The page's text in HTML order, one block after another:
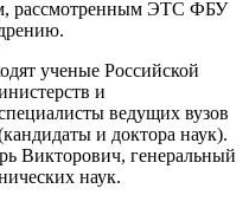
рассмотренным ЭТС ФБУ
ученые Российской
и
ведущих вузов
и доктора наук).
Викторович, генеральный
наук.